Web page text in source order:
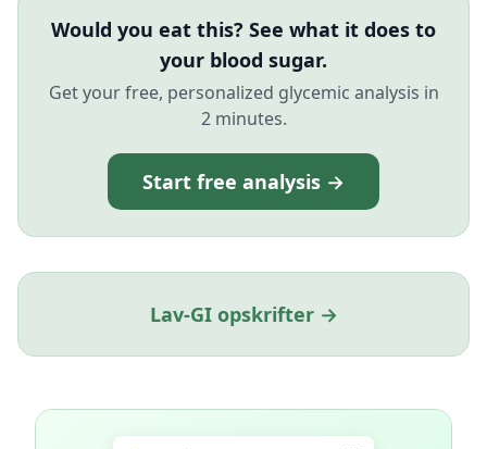
Would you eat this? See what it does to
your blood sugar.
Get your free, personalized glycemic analysis in
2 minutes.
Start free analysis →
Lav-GI opskrifter →